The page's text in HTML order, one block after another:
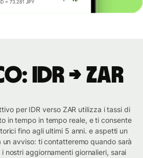
IDR → ZAR
per IDR verso ZAR utilizza i tassi di
in tempo in tempo reale, e ti consente
fino agli ultimi 5 anni. e aspetti un
un avviso: ti contatteremo quando sarà
nostri aggiornamenti giornalieri, sarai